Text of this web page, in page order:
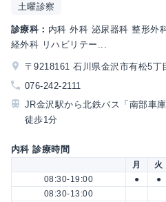
土曜診察
診療科： 内科 外科 泌尿器科 整形外
経外科 リハビリテー...
〒9218161 石川県金沢市有松5丁
076-242-2111
JR金沢駅から北鉄バス「南部車
徒歩1分
内科 診療時間
月 火
08:30-19:00
● ●
08:30-13:00